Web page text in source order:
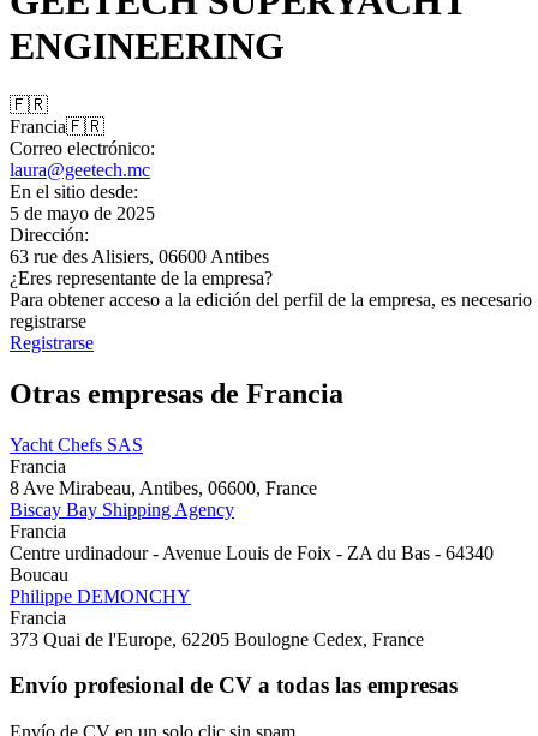
ENGINEERING
🇫🇷
Francia🇫🇷
Correo electrónico:
laura@geetech.mc
En el sitio desde:
5 de mayo de 2025
Dirección:
63 rue des Alisiers, 06600 Antibes
¿Eres representante de la empresa?
Para obtener acceso a la edición del perfil de la empresa, es necesario
registrarse
Registrarse
Otras empresas de Francia
Yacht Chefs SAS
Francia
8 Ave Mirabeau, Antibes, 06600, France
Biscay Bay Shipping Agency
Francia
Centre urdinadour - Avenue Louis de Foix - ZA du Bas - 64340
Boucau
Philippe DEMONCHY
Francia
373 Quai de l'Europe, 62205 Boulogne Cedex, France
Envío profesional de CV a todas las empresas
Envío de CV en un solo clic sin spam